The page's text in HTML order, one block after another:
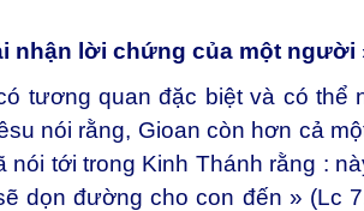
nhận lời chứng của một người
tương quan đặc biệt và có thể
nói rằng, Gioan còn hơn cả
nói tới trong Kinh Thánh rằng :
dọn đường cho con đến » (Lc